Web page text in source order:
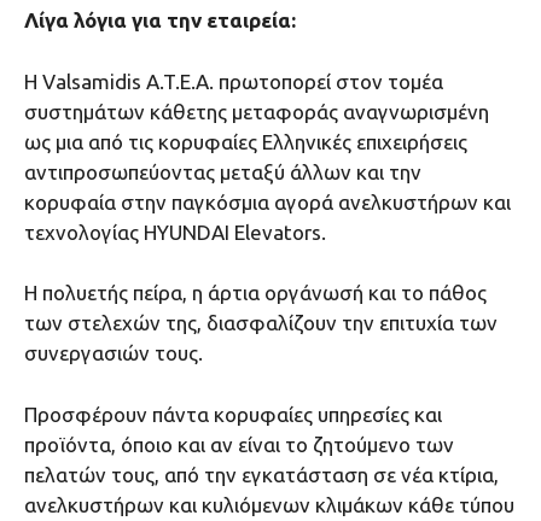
Λίγα λόγια για την εταιρεία:
Η Valsamidis A.T.E.A. πρωτοπορεί στον τομέα
συστημάτων κάθετης μεταφοράς αναγνωρισμένη
ως μια από τις κορυφαίες Ελληνικές επιχειρήσεις
αντιπροσωπεύοντας μεταξύ άλλων και την
κορυφαία στην παγκόσμια αγορά ανελκυστήρων και
τεχνολογίας HYUNDAI Elevators.
Η πολυετής πείρα, η άρτια οργάνωσή και το πάθος
των στελεχών της, διασφαλίζουν την επιτυχία των
συνεργασιών τους.
Προσφέρουν πάντα κορυφαίες υπηρεσίες και
προϊόντα, όποιο και αν είναι το ζητούμενο των
πελατών τους, από την εγκατάσταση σε νέα κτίρια,
ανελκυστήρων και κυλιόμενων κλιμάκων κάθε τύπου